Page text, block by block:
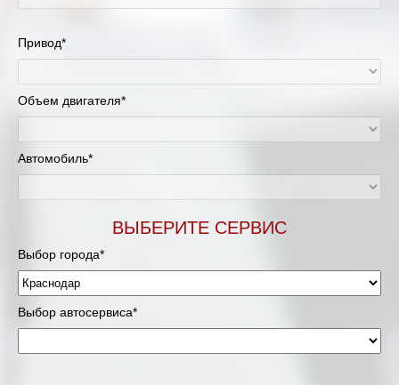
Привод*
Объем двигателя*
Автомобиль*
ВЫБЕРИТЕ СЕРВИС
Выбор города*
Выбор автосервиса*